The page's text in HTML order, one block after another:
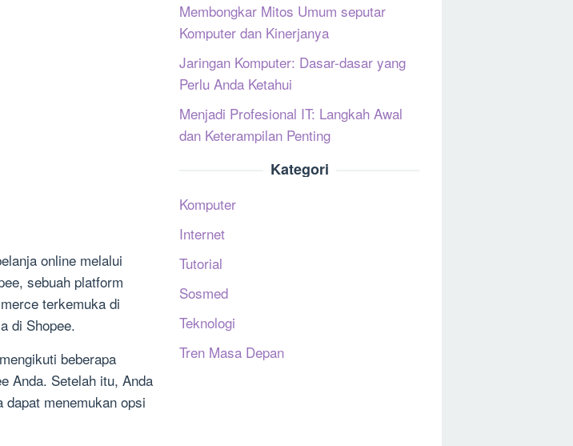
online melalui
sebuah platform
terkemuka di
di Shopee.
beberapa
Anda. Setelah itu, Anda
menemukan opsi
Membongkar Mitos Umum seputar
Komputer dan Kinerjanya
Jaringan Komputer: Dasar-dasar yang
Perlu Anda Ketahui
Menjadi Profesional IT: Langkah Awal
dan Keterampilan Penting
Kategori
Komputer
Internet
Tutorial
Sosmed
Teknologi
Tren Masa Depan